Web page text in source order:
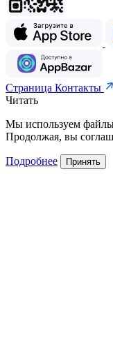
Страница Контакты
Читать
Мы используем файлы
Продолжая, вы
Подробнее Принять